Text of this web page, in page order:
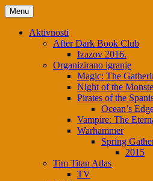
Skip
to
content
Menu
Aktivnosti
After Dark Book Club
Izazov 2016.
Organizirano igranje
Magic: The
Night of the
Pirates of the
Ocean’s
Vampire: The
Warhammer
Spring
2015
Tim Titan Atlas
TV